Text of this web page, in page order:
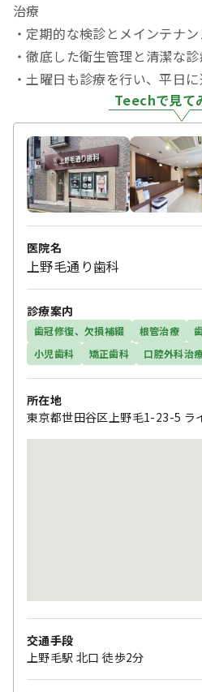
治療
・定期的な検診とメインテナ
・徹底した衛生管理と清潔な
・土曜日も診療を行い、平日
Teechで見て
医院名
上野毛通り歯科
診療案内
歯冠修復、欠損補綴 根管治療
小児歯科
矯正歯科 口腔外科治
所在地
東京都世田谷区上野毛1-23-5 ラ
交通手段
上野毛駅 北口 徒歩2分